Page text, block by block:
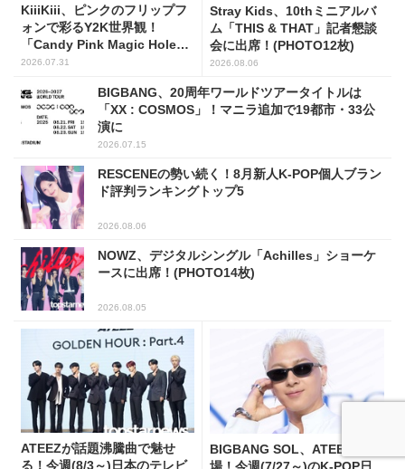
KiiiKiii、ピンクのフリップフ
ォンで彩るY2K世界観！
「Candy Pink Magic Hole
Flip Phone」公開
2026.07.31
Stray Kids、10thミニアルバ
ム「THIS & THAT」記者懇談
会に出席！(PHOTO12枚)
2026.08.06
BIGBANG、20周年ワールドツアータイトルは
「XX : COSMOS」！マニラ追加で19都市・33公
演に
2026.07.15
RESCENEの勢い続く！8月新人K-POP個人ブラン
ド評判ランキングトップ5
2026.08.06
NOWZ、デジタルシングル「Achilles」ショーケ
ースに出席！(PHOTO14枚)
2026.08.05
ATEEZが話題沸騰曲で魅せ
る！今週(8/3～)日本のテレビ
BIGBANG SOL、ATEEZら登